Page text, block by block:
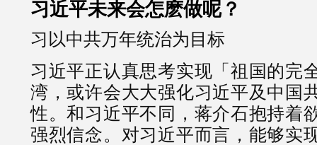
习近平未来会怎麽做呢？
习以中共万年统治为目标
习近平正认真思考实现「祖国的完
湾，或许会大大强化习近平及中国
性。和习近平不同，蒋介石抱持着
强烈信念。对习近平而言，能够实